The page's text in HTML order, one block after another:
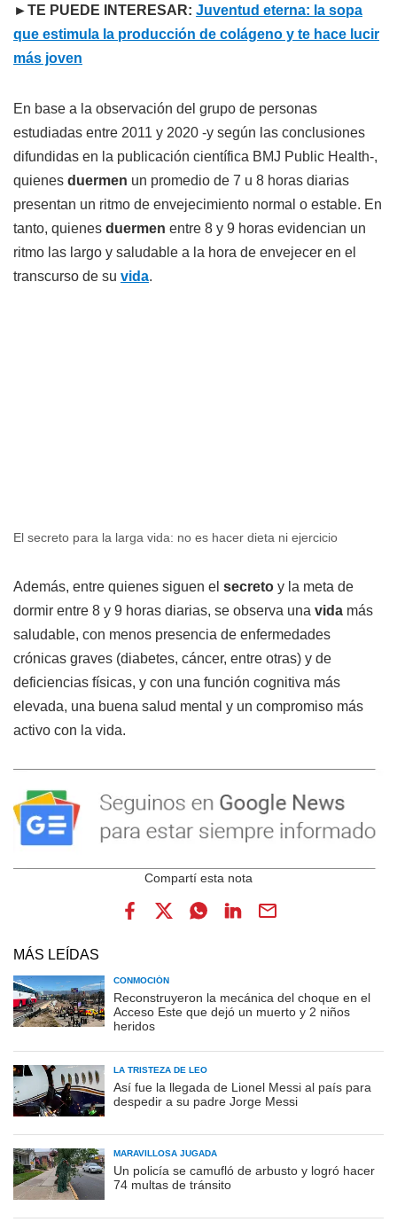
►TE PUEDE INTERESAR: Juventud eterna: la sopa
que estimula la producción de colágeno y te hace lucir
más joven
En base a la observación del grupo de personas
estudiadas entre 2011 y 2020 -y según las conclusiones
difundidas en la publicación científica BMJ Public Health-,
quienes duermen un promedio de 7 u 8 horas diarias
presentan un ritmo de envejecimiento normal o estable. En
tanto, quienes duermen entre 8 y 9 horas evidencian un
ritmo las largo y saludable a la hora de envejecer en el
transcurso de su vida.
El secreto para la larga vida: no es hacer dieta ni ejercicio
Además, entre quienes siguen el secreto y la meta de
dormir entre 8 y 9 horas diarias, se observa una vida más
saludable, con menos presencia de enfermedades
crónicas graves (diabetes, cáncer, entre otras) y de
deficiencias físicas, y con una función cognitiva más
elevada, una buena salud mental y un compromiso más
activo con la vida.
MÁS LEÍDAS
CONMOCIÓN
Reconstruyeron la mecánica del choque en el
Acceso Este que dejó un muerto y 2 niños
heridos
LA TRISTEZA DE LEO
Así fue la llegada de Lionel Messi al país para
despedir a su padre Jorge Messi
MARAVILLOSA JUGADA
Un policía se camufló de arbusto y logró hacer
74 multas de tránsito